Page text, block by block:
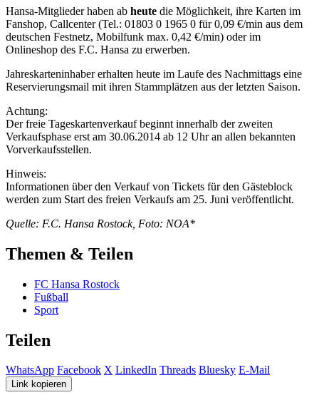
Hansa-Mitglieder haben ab heute die Möglichkeit, ihre Karten im
Fanshop, Callcenter (Tel.: 01803 0 1965 0 für 0,09 €/min aus dem
deutschen Festnetz, Mobilfunk max. 0,42 €/min) oder im
Onlineshop des F.C. Hansa zu erwerben.
Jahreskarteninhaber erhalten heute im Laufe des Nachmittags eine
Reservierungsmail mit ihren Stammplätzen aus der letzten Saison.
Achtung:
Der freie Tageskartenverkauf beginnt innerhalb der zweiten
Verkaufsphase erst am 30.06.2014 ab 12 Uhr an allen bekannten
Vorverkaufsstellen.
Hinweis:
Informationen über den Verkauf von Tickets für den Gästeblock
werden zum Start des freien Verkaufs am 25. Juni veröffentlicht.
Quelle: F.C. Hansa Rostock, Foto: NOA*
Themen & Teilen
FC Hansa Rostock
Fußball
Sport
Teilen
WhatsApp Facebook X LinkedIn Threads Bluesky E-Mail
Link kopieren